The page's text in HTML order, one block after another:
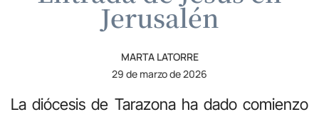
Jerusalén
MARTA LATORRE
29 de marzo de 2026
La diócesis de Tarazona ha dado comienzo